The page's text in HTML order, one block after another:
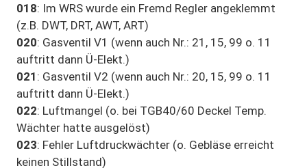
018: Im WRS wurde ein Fremd Regler angeklemmt
(z.B. DWT, DRT, AWT, ART)
020: Gasventil V1 (wenn auch Nr.: 21, 15, 99 o. 11
auftritt dann Ü-Elekt.)
021 : Gasventil V2 (wenn auch Nr.: 20, 15, 99 o. 11
auftritt dann Ü-Elekt.)
022: Luftmangel (o. bei TGB40/60 Deckel Temp.
Wächter hatte ausgelöst)
023: Fehler Luftdruckwächter (o. Gebläse erreicht
keinen Stillstand)